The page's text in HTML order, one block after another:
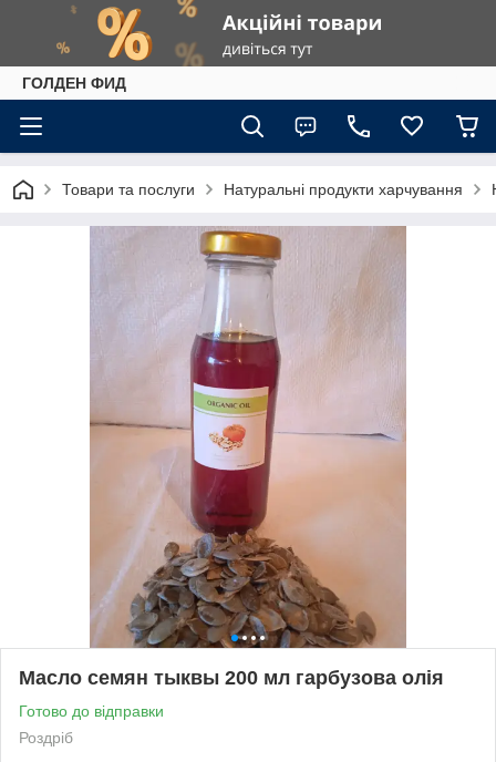
ГОЛДЕН ФИД
Товари та послуги Натуральні продукти харчування
Масло семян тыквы 200 мл гарбузова олія
Готово до відправки
Роздріб